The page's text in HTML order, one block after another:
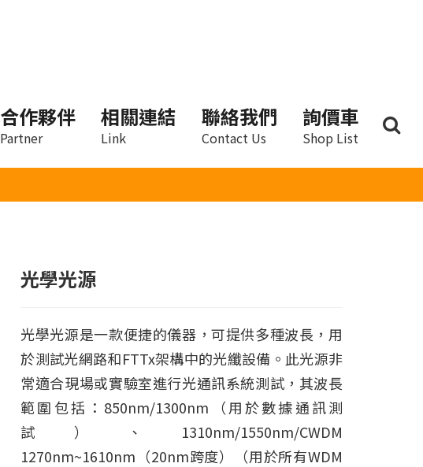
合作夥伴
Partner
相關連結
Link
聯絡我們
Contact Us
詢價車
Shop List
光學光源
光學光源是一款便捷的儀器，可提供多種波長，用
於測試光網路和FTTx架構中的光纖設備。此光源非
常適合現場或實驗室進行光通訊系統測試，其波長
範圍包括：850nm/1300nm（用於數據通訊測
試）、1310nm/1550nm/CWDM
1270nm~1610nm（20nm跨度）（用於所有WDM